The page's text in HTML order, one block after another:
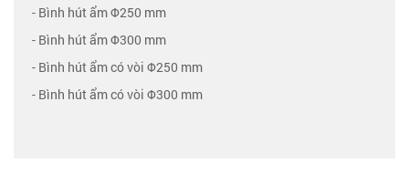
- Bình hút ẩm Φ250 mm
- Bình hút ẩm Φ300 mm
- Bình hút ẩm có vòi Φ250 mm
- Bình hút ẩm có vòi Φ300 mm